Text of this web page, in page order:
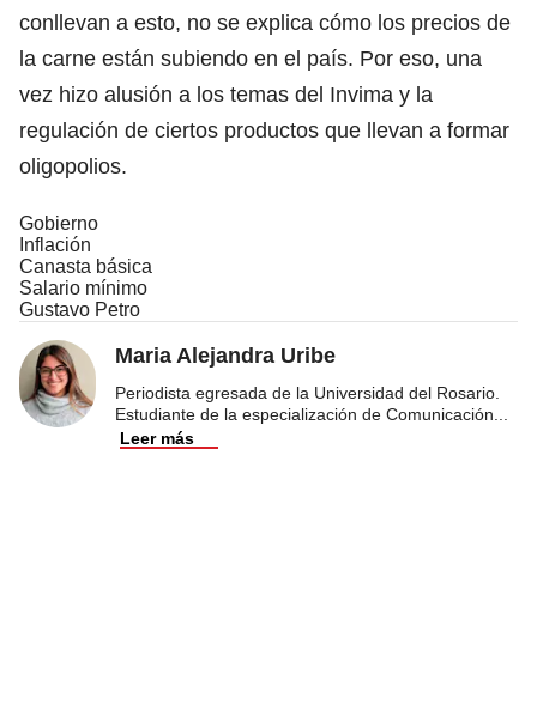
conllevan a esto, no se explica cómo los precios de
la carne están subiendo en el país. Por eso, una
vez hizo alusión a los temas del Invima y la
regulación de ciertos productos que llevan a formar
oligopolios.
Gobierno
Inflación
Canasta básica
Salario mínimo
Gustavo Petro
Maria Alejandra Uribe
Periodista egresada de la Universidad del Rosario.
Estudiante de la especialización de Comunicación
Leer más